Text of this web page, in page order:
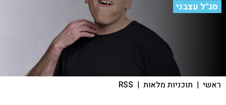
סג"ל עצבני
ראשי | תוכניות מלאות |
RSS